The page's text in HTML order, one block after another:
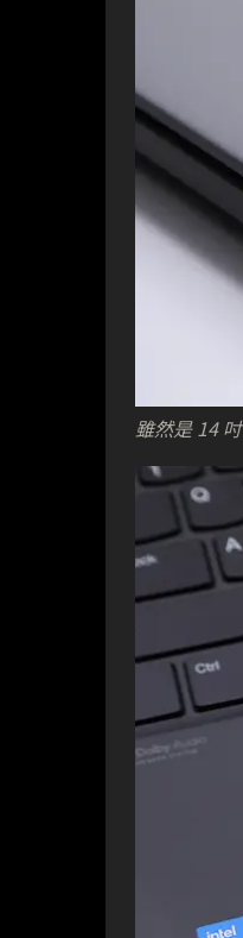
雖然是 14